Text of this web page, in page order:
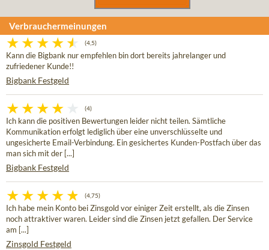
Verbrauchermeinungen
(4,5)
Kann die Bigbank nur empfehlen bin dort bereits jahrelanger und
zufriedener Kunde!!
Bigbank Festgeld
(4)
Ich kann die positiven Bewertungen leider nicht teilen. Sämtliche
Kommunikation erfolgt lediglich über eine unverschlüsselte und
ungesicherte Email-Verbindung. Ein gesichertes Kunden-Postfach über das
man sich mit der [...]
Bigbank Festgeld
(4,75)
Ich habe mein Konto bei Zinsgold vor einiger Zeit erstellt, als die Zinsen
noch attraktiver waren. Leider sind die Zinsen jetzt gefallen. Der Service
am [...]
Zinsgold Festgeld